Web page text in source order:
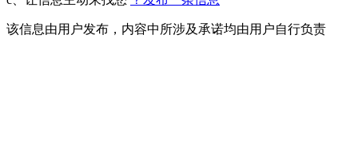
该信息由用户发布，内容中所涉及承诺均由用户自行负责